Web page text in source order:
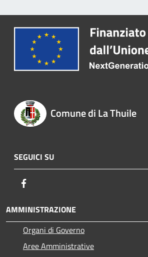
Comune di La Thuile
SEGUICI SU
AMMINISTRAZIONE
Organi di Governo
Aree Amministrative